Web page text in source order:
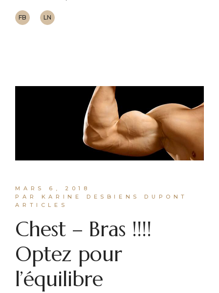
FB LN
MARS 6, 2018
PAR KARINE DESBIENS DUPONT
ARTICLES
Chest – Bras !!!!
Optez pour
l’équilibre